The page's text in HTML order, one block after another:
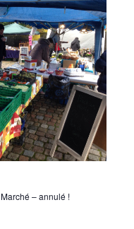
Marché – annulé !